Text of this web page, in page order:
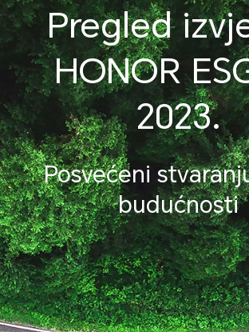
Pregled
HONOR
2023.
Posvećeni
budućnosti